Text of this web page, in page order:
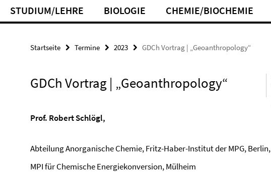
STUDIUM/LEHRE BIOLOGIE CHEMIE/BIOCHEMIE
Startseite Termine 2023 GDCh Vortrag | „Geoanthropology“
GDCh Vortrag | „Geoanthropology“
Prof. Robert Schlögl,
Abteilung Anorganische Chemie, Fritz-Haber-Institut der MPG, Berlin,
MPI für Chemische Energiekonversion, Mülheim